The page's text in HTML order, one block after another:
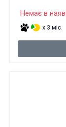
Немає в
x 3 міс.